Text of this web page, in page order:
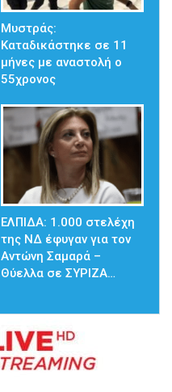
Μυστράς:
Καταδικάστηκε σε 11
μήνες με αναστολή ο
55χρονος
ΕΛΠΙΔΑ: 1.000 στελέχη
της ΝΔ έφυγαν για τον
Αντώνη Σαμαρά –
Θύελλα σε ΣΥΡΙΖΑ…